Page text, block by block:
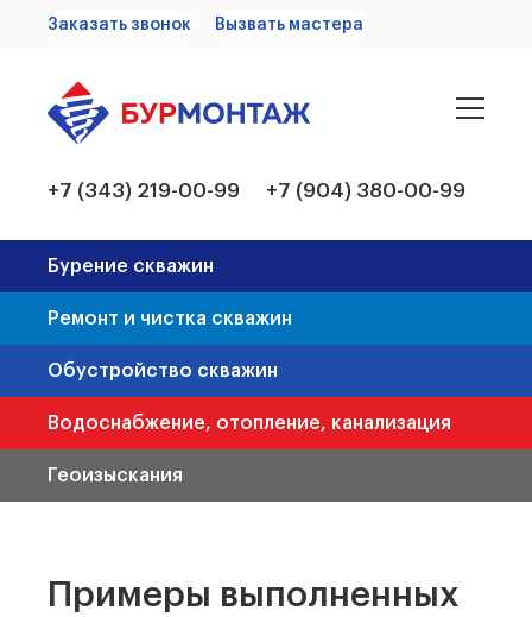
Заказать звонок Вызвать мастера
+7 (343) 219-00-99 +7 (904) 380-00-99
Бурение скважин
Ремонт и чистка скважин
Обустройство скважин
Водоснабжение, отопление, канализация
Геоизыскания
Примеры выполненных